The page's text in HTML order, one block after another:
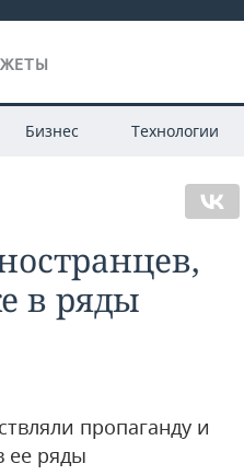
Бизнес Технологии
в ряды
пропаганду и
ее ряды